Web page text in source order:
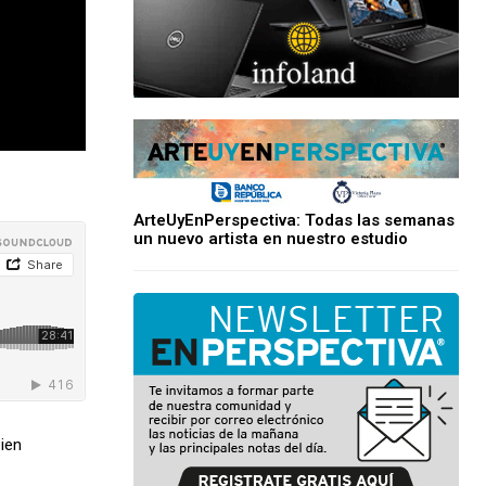
ArteUyEnPerspectiva: Todas las semanas
un nuevo artista en nuestro estudio